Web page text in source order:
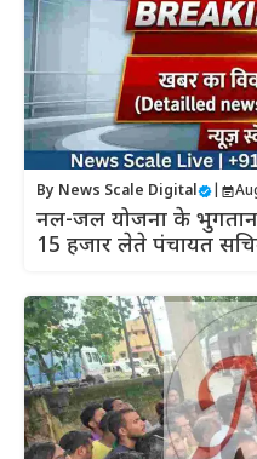
By News Scale Digital
नल-जल योजना के भुगतान
15 हजार लेते पंचायत